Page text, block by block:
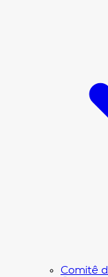
Comitê